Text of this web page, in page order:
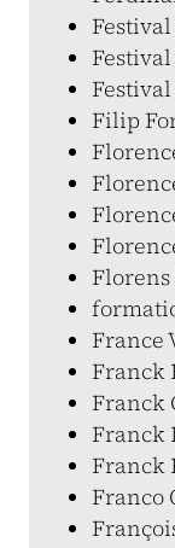
Festival
Filip
France
Franck
Franck
Franck
Franck
Franco